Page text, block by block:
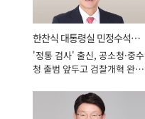
한찬식 대통령실 민정수석비
서관
'정통 검사' 출신, 공소청·중수
청 출범 앞두고 검찰개혁 완수